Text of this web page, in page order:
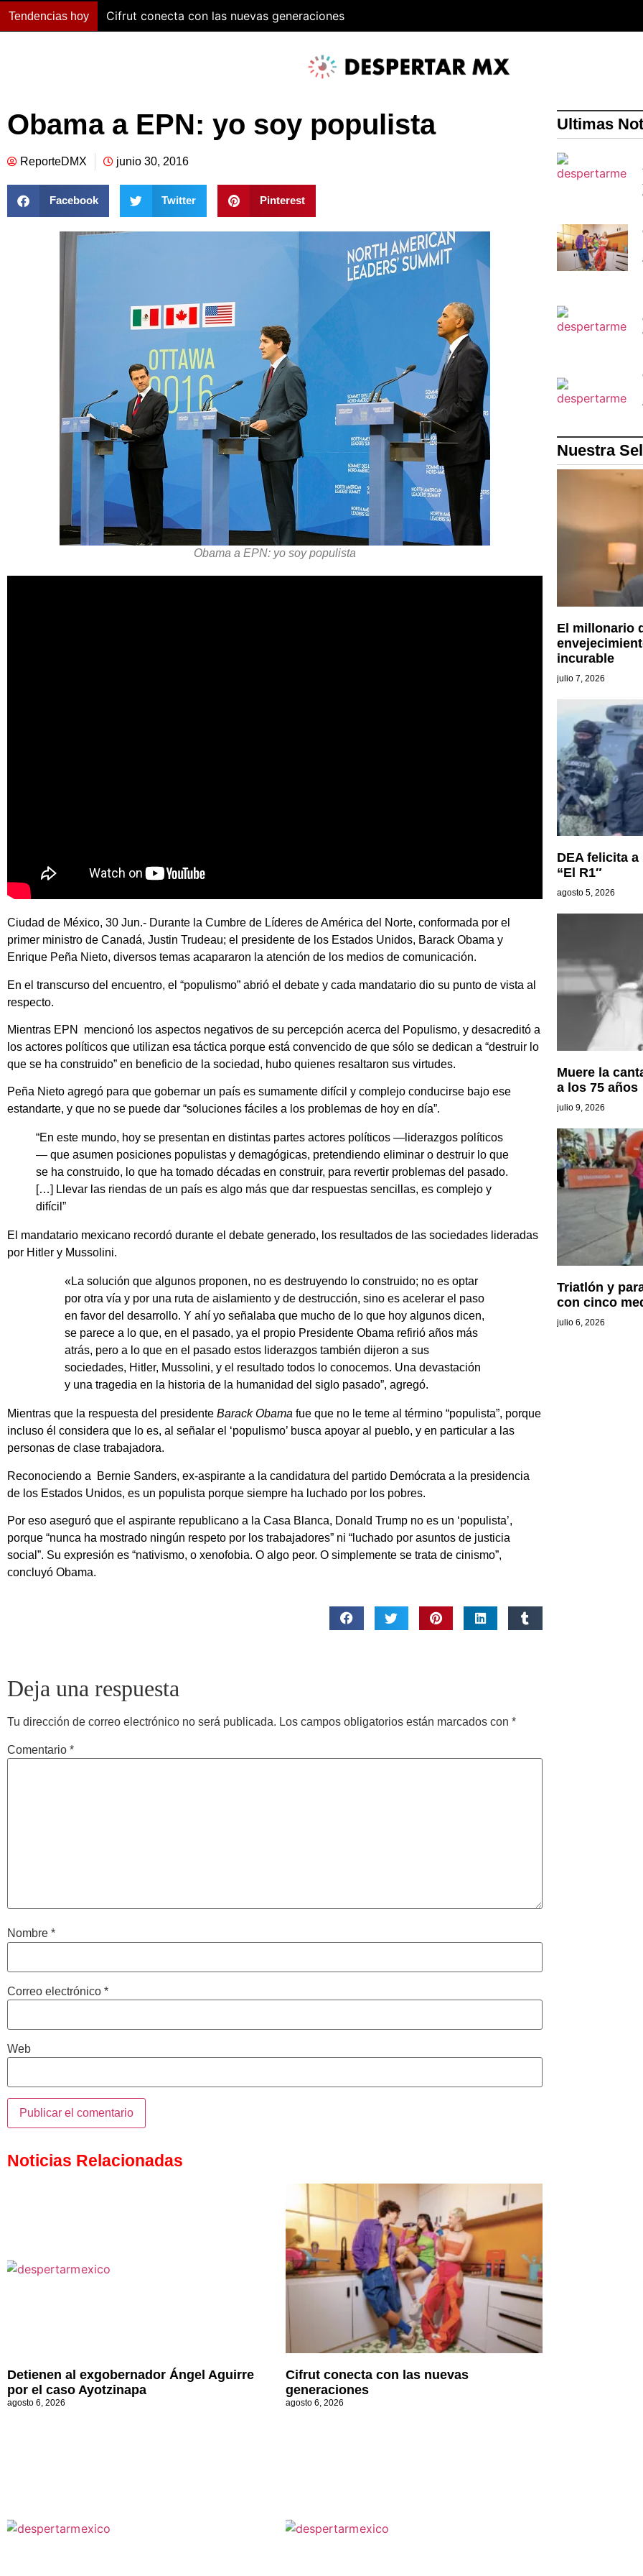
Tendencias hoy Cifrut conecta con las nuevas generaciones
Obama a EPN: yo soy populista
ReporteDMX junio 30, 2016
Facebook Twitter Pinterest
Obama a EPN: yo soy populista
Ciudad de México, 30 Jun.- Durante la Cumbre de Líderes de América del Norte, conformada por el
primer ministro de Canadá, Justin Trudeau; el presidente de los Estados Unidos, Barack Obama y
Enrique Peña Nieto, diversos temas acapararon la atención de los medios de comunicación.
En el transcurso del encuentro, el “populismo” abrió el debate y cada mandatario dio su punto de vista al
respecto.
Mientras EPN
mencionó los aspectos negativos de su percepción acerca del Populismo, y desacreditó a
los actores políticos que utilizan esa táctica porque está convencido de que sólo se dedican a “destruir lo
que se ha construido” en beneficio de la sociedad, hubo quienes resaltaron sus virtudes.
Peña Nieto agregó para que gobernar un país es sumamente difícil y complejo conducirse bajo ese
estandarte, y que no se puede dar “soluciones fáciles a los problemas de hoy en día”.
“En este mundo, hoy se presentan en distintas partes actores políticos —liderazgos políticos
— que asumen posiciones populistas y demagógicas, pretendiendo eliminar o destruir lo que
se ha construido, lo que ha tomado décadas en construir, para revertir problemas del pasado.
[…] Llevar las riendas de un país es algo más que dar respuestas sencillas, es complejo y
difícil”
El mandatario mexicano recordó durante el debate generado, los resultados de las sociedades lideradas
por Hitler y Mussolini.
«La solución que algunos proponen, no es destruyendo lo construido; no es optar
por otra vía y por una ruta de aislamiento y de destrucción, sino es acelerar el paso
en favor del desarrollo. Y ahí yo señalaba que mucho de lo que hoy algunos dicen,
se parece a lo que, en el pasado, ya el propio Presidente Obama refirió años más
atrás, pero a lo que en el pasado estos liderazgos también dijeron a sus
sociedades, Hitler, Mussolini, y el resultado todos lo conocemos. Una devastación
y una tragedia en la historia de la humanidad del siglo pasado”, agregó.
Mientras que la respuesta del presidente Barack Obama fue que no le teme al término “populista”, porque
incluso él considera que lo es, al señalar el ‘populismo’ busca apoyar al pueblo, y en particular a las
personas de clase trabajadora.
Reconociendo a Bernie Sanders, ex-aspirante a la candidatura del partido Demócrata a la presidencia
de los Estados Unidos, es un populista porque siempre ha luchado por los pobres.
Por eso aseguró que el aspirante republicano a la Casa Blanca, Donald Trump no es un ‘populista’,
porque “nunca ha mostrado ningún respeto por los trabajadores” ni “luchado por asuntos de justicia
social”. Su expresión es “nativismo, o xenofobia. O algo peor. O simplemente se trata de cinismo”,
concluyó Obama.
Deja una respuesta
Tu dirección de correo electrónico no será publicada. Los campos obligatorios están marcados con *
Comentario *
Nombre *
Correo electrónico *
Web
Noticias Relacionadas
Detienen al exgobernador Ángel Aguirre
por el caso Ayotzinapa
agosto 6, 2026
Cifrut conecta con las nuevas
generaciones
agosto 6, 2026
Ultimas
Nuestra
El millonario
incurable
julio 7, 2026
DEA felicita
“El R1″
agosto 5, 2026
Muere la
a los 75 años
julio 9, 2026
Triatlón y
con cinco
julio 6, 2026